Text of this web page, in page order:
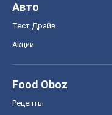
Авто
Тест Драйв
Акции
Food Oboz
Рецепты